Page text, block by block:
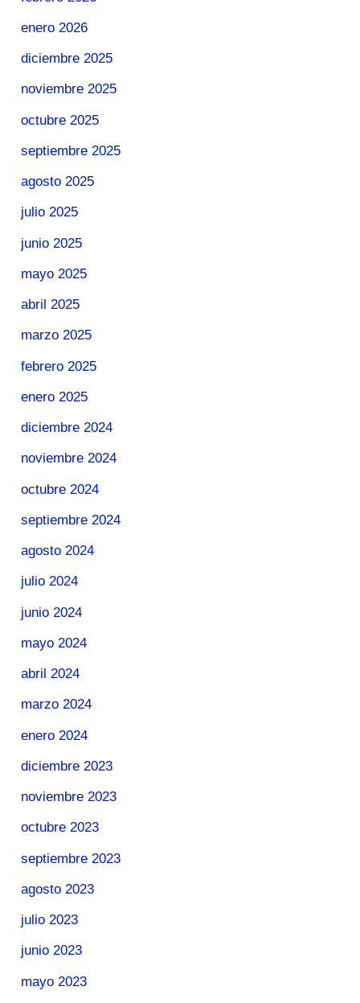
enero 2026
diciembre 2025
noviembre 2025
octubre 2025
septiembre 2025
agosto 2025
julio 2025
junio 2025
mayo 2025
abril 2025
marzo 2025
febrero 2025
enero 2025
diciembre 2024
noviembre 2024
octubre 2024
septiembre 2024
agosto 2024
julio 2024
junio 2024
mayo 2024
abril 2024
marzo 2024
enero 2024
diciembre 2023
noviembre 2023
octubre 2023
septiembre 2023
agosto 2023
julio 2023
junio 2023
mayo 2023